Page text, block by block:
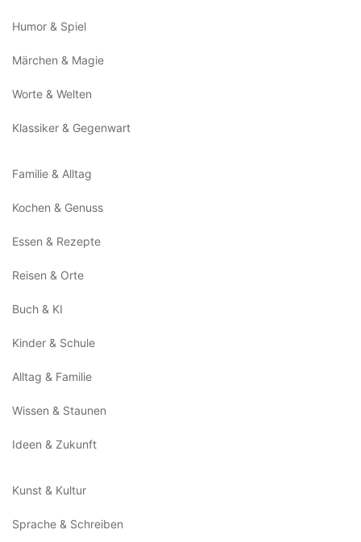
Humor & Spiel
Märchen & Magie
Worte & Welten
Klassiker & Gegenwart
Familie & Alltag
Kochen & Genuss
Essen & Rezepte
Reisen & Orte
Buch & KI
Kinder & Schule
Alltag & Familie
Wissen & Staunen
Ideen & Zukunft
Kunst & Kultur
Sprache & Schreiben